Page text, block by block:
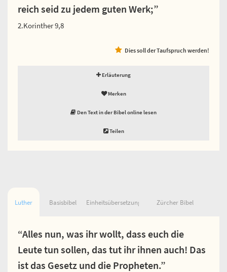
reich seid zu jedem guten Werk;”
2.Korinther 9,8
Dies soll der Taufspruch werden!
Erläuterung
Merken
Den Text in der Bibel online lesen
Teilen
Luther Basisbibel Einheitsübersetzung Zürcher Bibel
“Alles nun, was ihr wollt, dass euch die
Leute tun sollen, das tut ihr ihnen auch! Das
ist das Gesetz und die Propheten.”